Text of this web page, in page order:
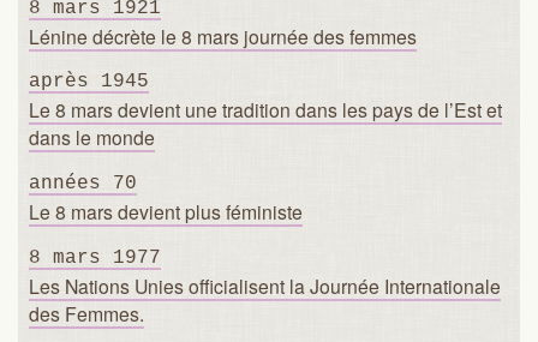
8 mars 1921
Lénine décrète le 8 mars journée des femmes
après 1945
Le 8 mars devient une tradition dans les pays de l’Est et
dans le monde
années 70
Le 8 mars devient plus féministe
8 mars 1977
Les Nations Unies officialisent la Journée Internationale
des Femmes.